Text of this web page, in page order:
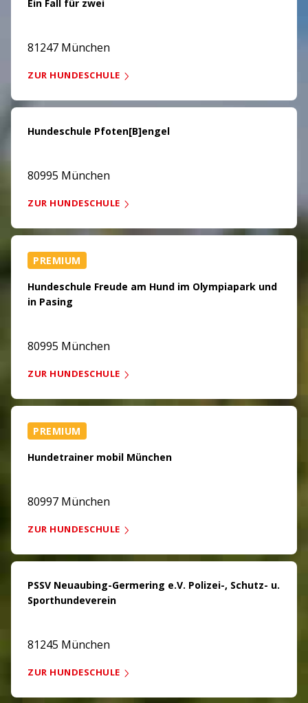
Ein Fall für zwei
81247 München
ZUR HUNDESCHULE
Hundeschule Pfoten[B]engel
80995 München
ZUR HUNDESCHULE
PREMIUM
Hundeschule Freude am Hund im Olympiapark und
in Pasing
80995 München
ZUR HUNDESCHULE
PREMIUM
Hundetrainer mobil München
80997 München
ZUR HUNDESCHULE
PSSV Neuaubing-Germering e.V. Polizei-, Schutz- u.
Sporthundeverein
81245 München
ZUR HUNDESCHULE